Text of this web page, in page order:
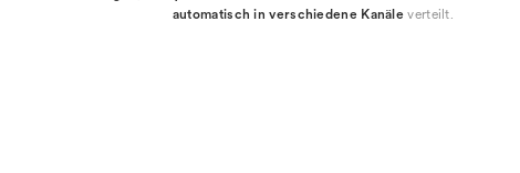
automatisch in verschiedene Kanäle verteilt.